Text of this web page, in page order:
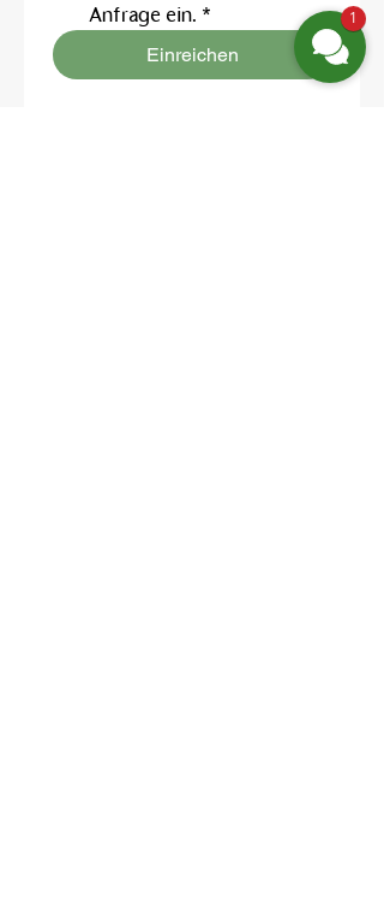
Anfrage ein. *
Einreichen
1